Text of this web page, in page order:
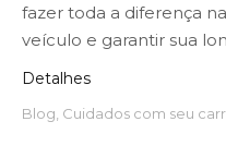
fazer toda a diferença
veículo e garantir sua
Detalhes
Blog Cuidados com seu